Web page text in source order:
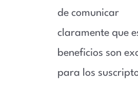
de comunicar
claramente que
beneficios son
para los